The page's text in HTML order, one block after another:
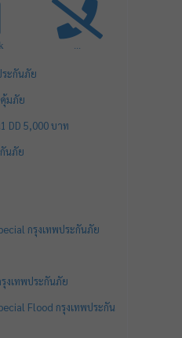
ะกันภัย
มภัย
DD 5,000 บาท
นภัย
กรุงเทพประกันภัย
งเทพประกันภัย
Flood กรุงเทพประกัน